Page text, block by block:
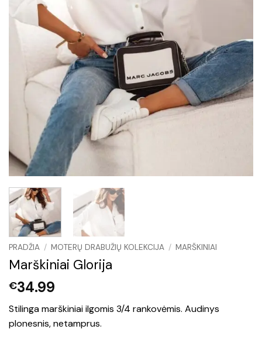
PRADŽIA / MOTERŲ DRABUŽIŲ KOLEKCIJA / MARŠKINIAI
Marškiniai Glorija
€34.99
Stilinga marškiniai ilgomis 3/4 rankovėmis. Audinys
plonesnis, netamprus.